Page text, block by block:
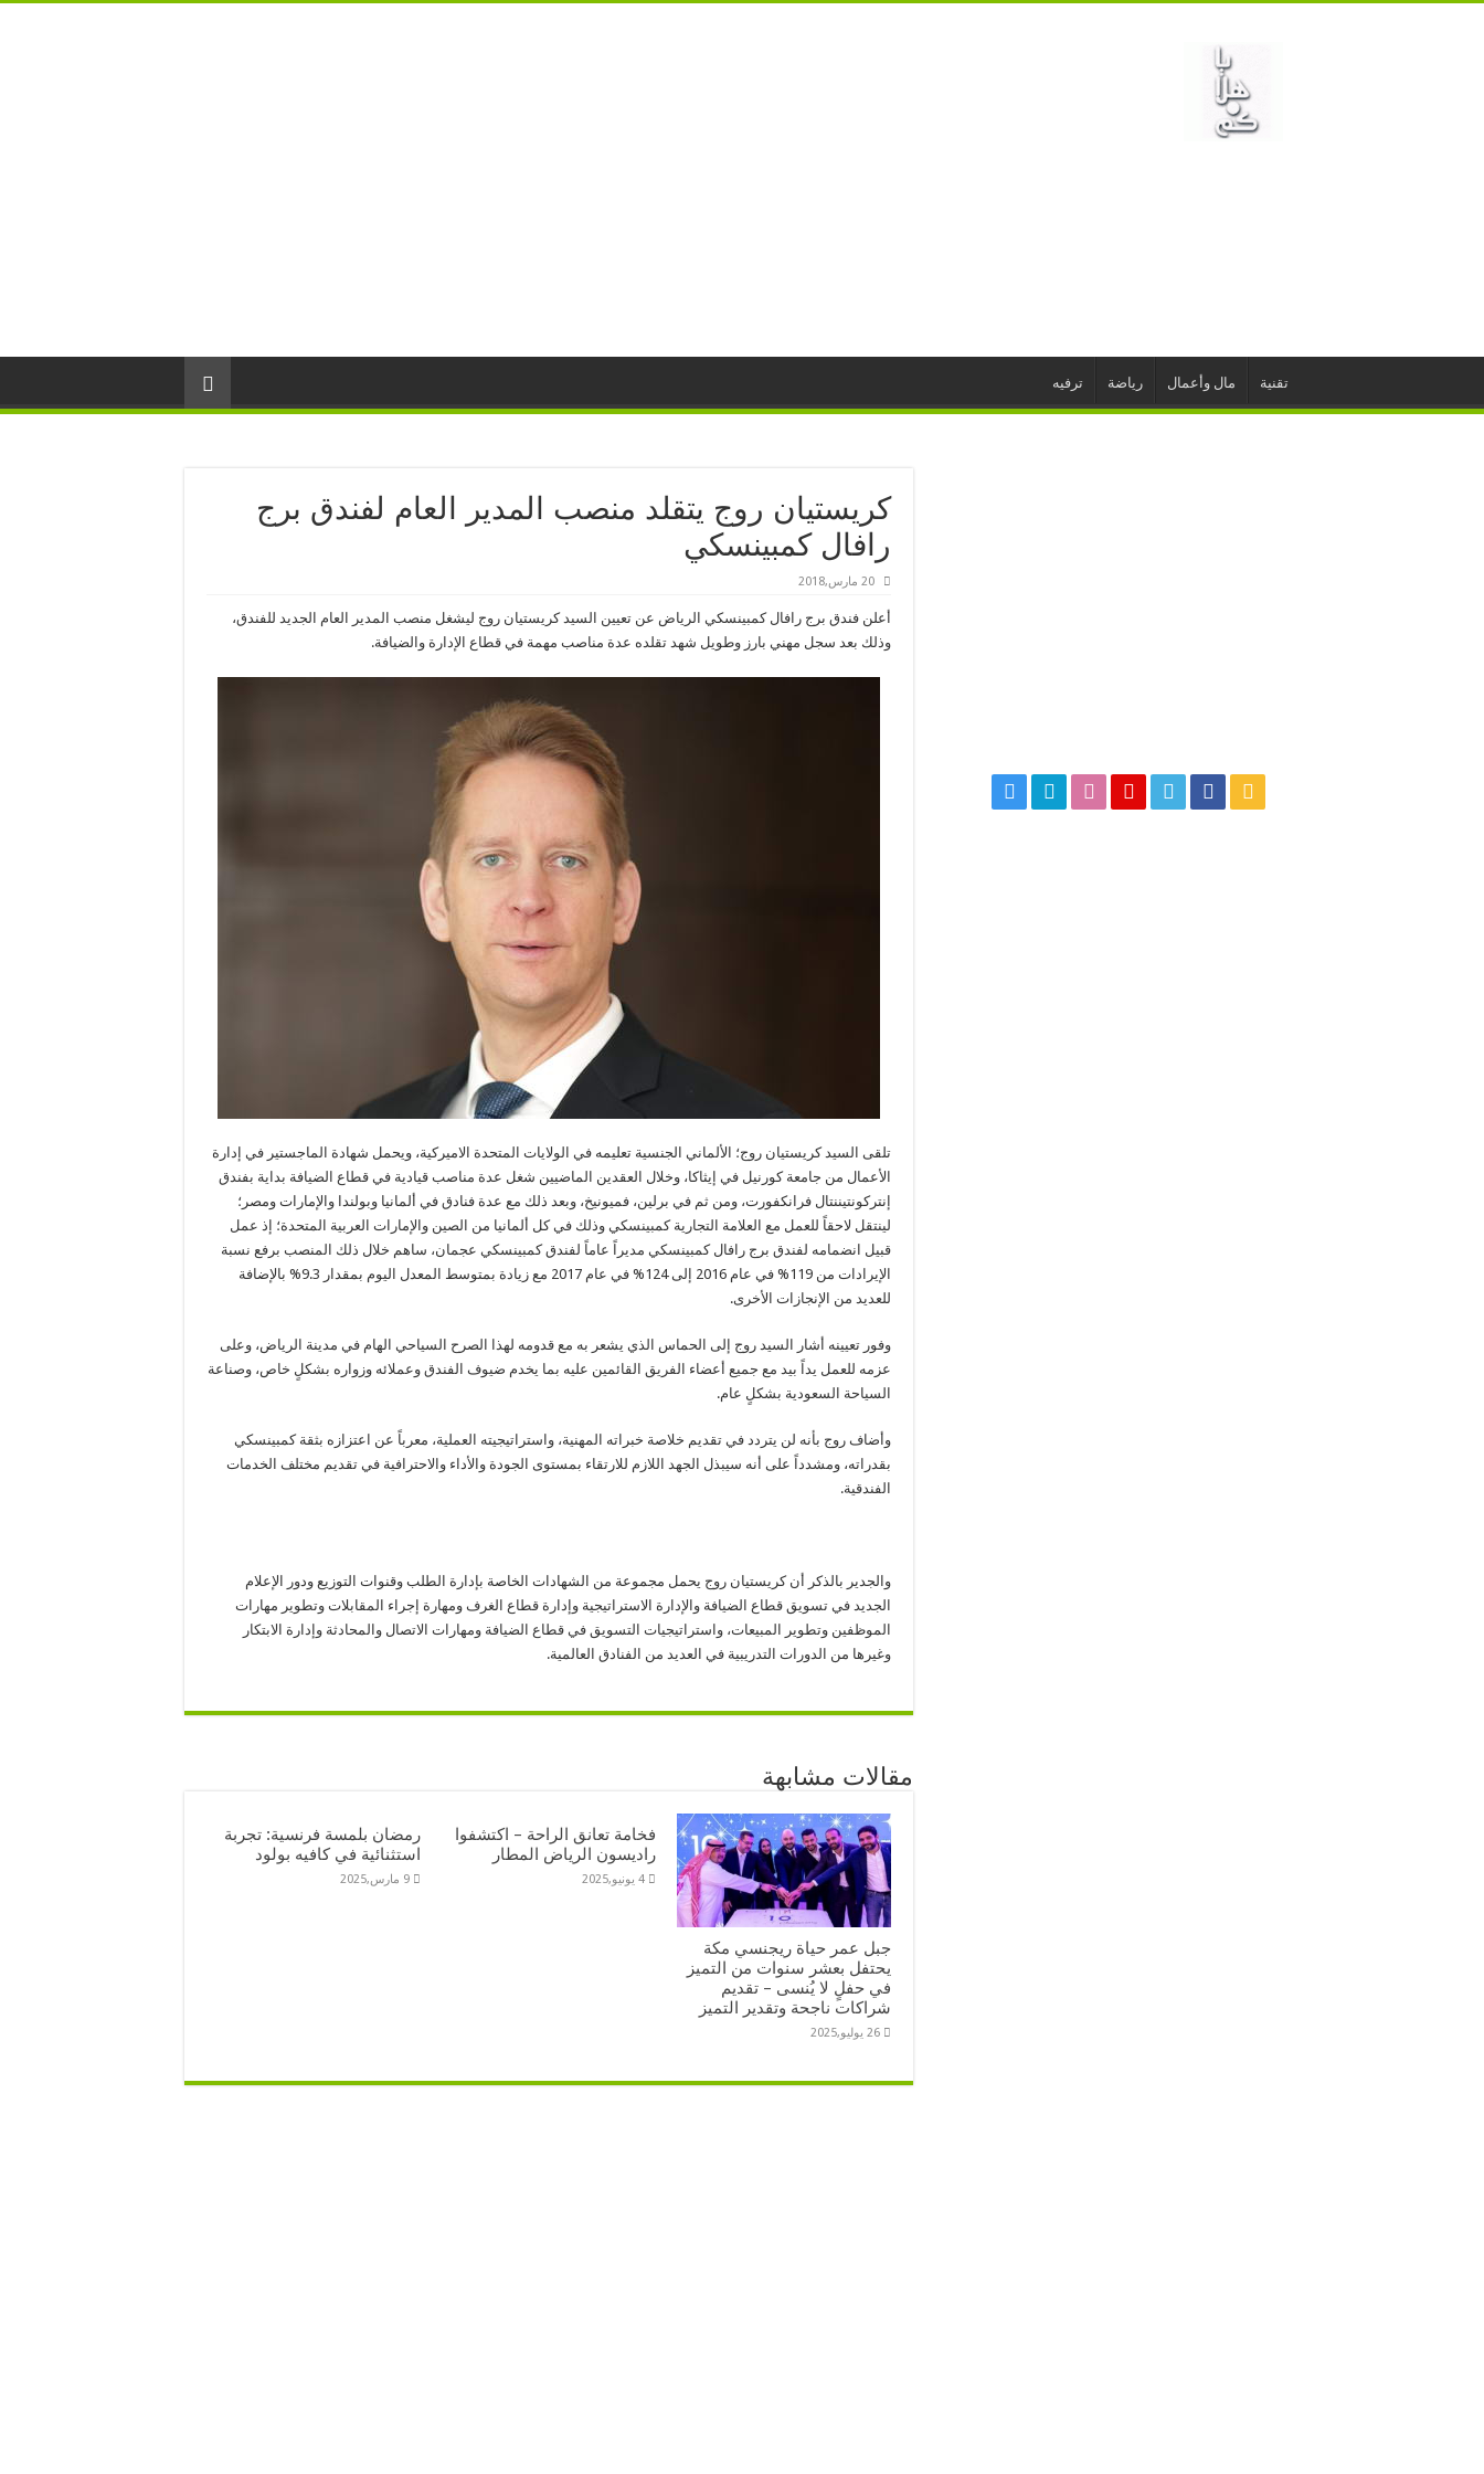
تقنية مال وأعمال رياضة ترفيه
كريستيان روج يتقلد منصب المدير العام لفندق برج
رافال كمبينسكي
20 مارس,2018
أعلن فندق برج رافال كمبينسكي الرياض عن تعيين السيد كريستيان روج ليشغل منصب المدير العام الجديد للفندق،
وذلك بعد سجل مهني بارز وطويل شهد تقلده عدة مناصب مهمة في قطاع الإدارة والضيافة.
تلقى السيد كريستيان روج؛ الألماني الجنسية تعليمه في الولايات المتحدة الاميركية، ويحمل شهادة الماجستير في إدارة
الأعمال من جامعة كورنيل في إيثاكا، وخلال العقدين الماضيين شغل عدة مناصب قيادية في قطاع الضيافة بداية بفندق
إنتركونتيننتال فرانكفورت، ومن ثم في برلين، فميونيخ، وبعد ذلك مع عدة فنادق في ألمانيا وبولندا والإمارات ومصر؛
لينتقل لاحقاً للعمل مع العلامة التجارية كمبينسكي وذلك في كل ألمانيا من الصين والإمارات العربية المتحدة؛ إذ عمل
قبيل انضمامه لفندق برج رافال كمبينسكي مديراً عاماً لفندق كمبينسكي عجمان، ساهم خلال ذلك المنصب برفع نسبة
الإيرادات من 119% في عام 2016 إلى 124% في عام 2017 مع زيادة بمتوسط المعدل اليوم بمقدار 9.3% بالإضافة
للعديد من الإنجازات الأخرى.
وفور تعيينه أشار السيد روج إلى الحماس الذي يشعر به مع قدومه لهذا الصرح السياحي الهام في مدينة الرياض، وعلى
عزمه للعمل يداً بيد مع جميع أعضاء الفريق القائمين عليه بما يخدم ضيوف الفندق وعملائه وزواره بشكلٍ خاص، وصناعة
السياحة السعودية بشكلٍ عام.
وأضاف روج بأنه لن يتردد في تقديم خلاصة خبراته المهنية، واستراتيجيته العملية، معرباً عن اعتزازه بثقة كمبينسكي
بقدراته، ومشدداً على أنه سيبذل الجهد اللازم للارتقاء بمستوى الجودة والأداء والاحترافية في تقديم مختلف الخدمات
الفندقية.
والجدير بالذكر أن كريستيان روج يحمل مجموعة من الشهادات الخاصة بإدارة الطلب وقنوات التوزيع ودور الإعلام
الجديد في تسويق قطاع الضيافة والإدارة الاستراتيجية وإدارة قطاع الغرف ومهارة إجراء المقابلات وتطوير مهارات
الموظفين وتطوير المبيعات، واستراتيجيات التسويق في قطاع الضيافة ومهارات الاتصال والمحادثة وإدارة الابتكار
وغيرها من الدورات التدريبية في العديد من الفنادق العالمية.
مقالات مشابهة
جبل عمر حياة ريجنسي مكة
يحتفل بعشر سنوات من التميز
في حفلٍ لا يُنسى – تقديم
شراكات ناجحة وتقدير التميز
26 يوليو,2025
فخامة تعانق الراحة – اكتشفوا
راديسون الرياض المطار
4 يونيو,2025
رمضان بلمسة فرنسية: تجربة
استثنائية في كافيه بولود
9 مارس,2025